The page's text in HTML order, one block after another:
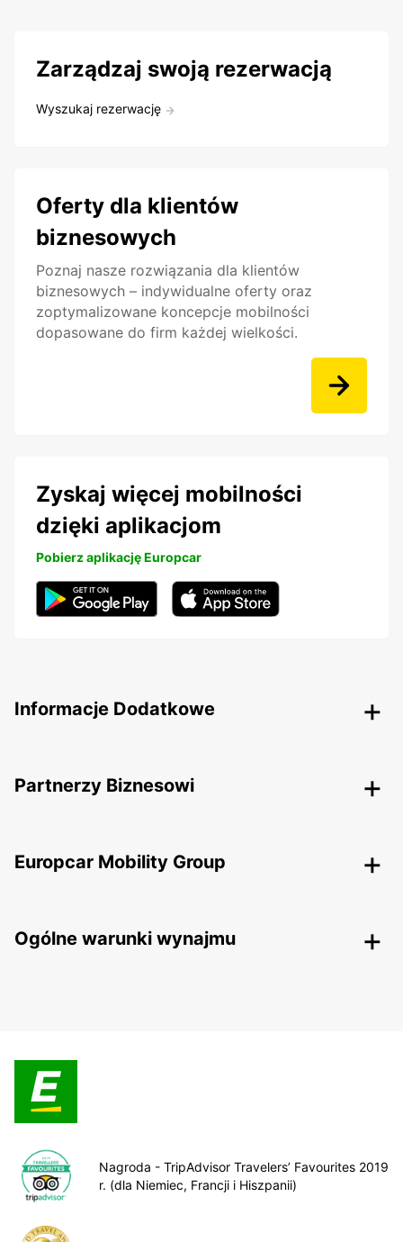
Zarządzaj swoją rezerwacją
Wyszukaj rezerwację
Oferty dla klientów
biznesowych
Poznaj nasze rozwiązania dla klientów
biznesowych – indywidualne oferty oraz
zoptymalizowane koncepcje mobilności
dopasowane do firm każdej wielkości.
Zyskaj więcej mobilności
dzięki aplikacjom
Pobierz aplikację Europcar
Informacje Dodatkowe
Partnerzy Biznesowi
Europcar Mobility Group
Ogólne warunki wynajmu
Nagroda - TripAdvisor Travelers’ Favourites 2019
r. (dla Niemiec, Francji i Hiszpanii)